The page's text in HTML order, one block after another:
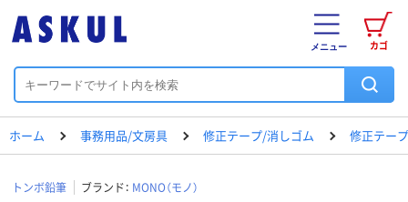
カゴ
メニュー
ホーム 事務用品/文房具 修正テープ/消しゴム 修正テープ
トンボ鉛筆 ブランド： MONO（モノ）